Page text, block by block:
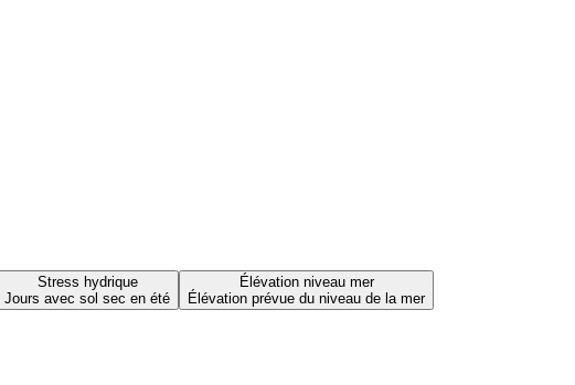
Stress hydrique
Jours avec sol sec en été
Élévation niveau mer
Élévation prévue du niveau de la mer